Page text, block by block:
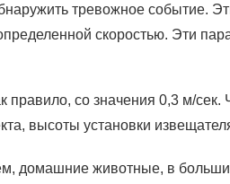
тревожное событие.
скоростью. Эти
со значения 0,3 м/сек.
высоты установки
домашние животные, в